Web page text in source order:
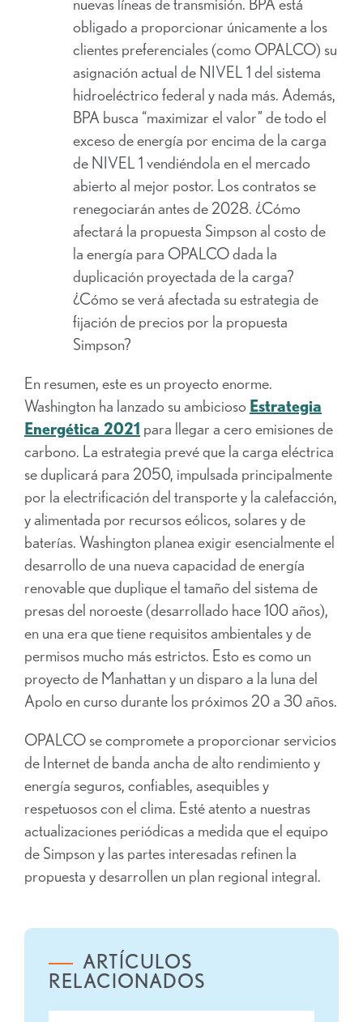
nuevas líneas de transmisión. BPA está
obligado a proporcionar únicamente a los
clientes preferenciales (como OPALCO) su
asignación actual de NIVEL 1 del sistema
hidroeléctrico federal y nada más. Además,
BPA busca “maximizar el valor” de todo el
exceso de energía por encima de la carga
de NIVEL 1 vendiéndola en el mercado
abierto al mejor postor. Los contratos se
renegociarán antes de 2028. ¿Cómo
afectará la propuesta Simpson al costo de
la energía para OPALCO dada la
duplicación proyectada de la carga?
¿Cómo se verá afectada su estrategia de
fijación de precios por la propuesta
Simpson?
En resumen, este es un proyecto enorme.
Washington ha lanzado su ambicioso Estrategia
Energética 2021 para llegar a cero emisiones de
carbono. La estrategia prevé que la carga eléctrica
se duplicará para 2050, impulsada principalmente
por la electrificación del transporte y la calefacción,
y alimentada por recursos eólicos, solares y de
baterías. Washington planea exigir esencialmente el
desarrollo de una nueva capacidad de energía
renovable que duplique el tamaño del sistema de
presas del noroeste (desarrollado hace 100 años),
en una era que tiene requisitos ambientales y de
permisos mucho más estrictos. Esto es como un
proyecto de Manhattan y un disparo a la luna del
Apolo en curso durante los próximos 20 a 30 años.
OPALCO se compromete a proporcionar servicios
de Internet de banda ancha de alto rendimiento y
energía seguros, confiables, asequibles y
respetuosos con el clima. Esté atento a nuestras
actualizaciones periódicas a medida que el equipo
de Simpson y las partes interesadas refinen la
propuesta y desarrollen un plan regional integral.
ARTÍCULOS
RELACIONADOS